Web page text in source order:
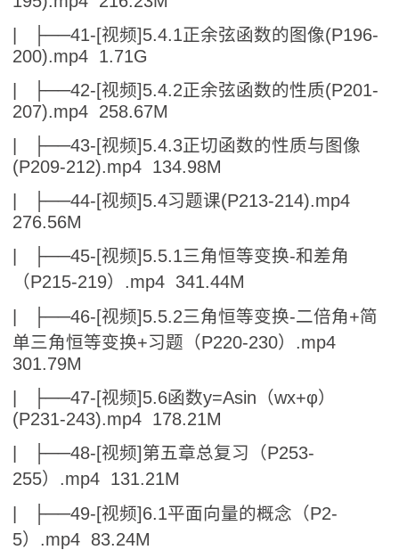
| ├──41-[视频]5.4.1正余弦函数的图像(P196-
200).mp4 1.71G
| ├──42-[视频]5.4.2正余弦函数的性质(P201-
207).mp4 258.67M
| ├──43-[视频]5.4.3正切函数的性质与图像
(P209-212).mp4 134.98M
| ├──44-[视频]5.4习题课(P213-214).mp4
276.56M
| ├──45-[视频]5.5.1三角恒等变换-和差角
（P215-219）.mp4 341.44M
| ├──46-[视频]5.5.2三角恒等变换-二倍角+简
单三角恒等变换+习题（P220-230）.mp4
301.79M
| ├──47-[视频]5.6函数y=Asin（wx+φ）
(P231-243).mp4 178.21M
| ├──48-[视频]第五章总复习（P253-
255）.mp4 131.21M
| ├──49-[视频]6.1平面向量的概念（P2-
5）.mp4 83.24M